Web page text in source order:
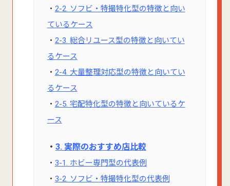
・ 2-2. ソフビ・特撮特化型の特徴と向い
ているケース
・ 2-3. 総合リユース型の特徴と向いてい
るケース
・ 2-4. 大量整理対応型の特徴と向いてい
るケース
・ 2-5. 宅配特化型の特徴と向いているケ
ース
・ 3. 実際のおすすめ店比較
・ 3-1. ホビー専門型の代表例
・ 3-2. ソフビ・特撮特化型の代表例